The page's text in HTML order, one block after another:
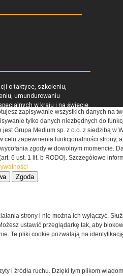
o taktyce, szkoleniu,
umundurowaniu
w kraju i na świecie.
korzystania z portalu
ustanowionych
z ograniczoną
w postaci Regulaminu.
zapisywanie wszystkich danych na
tylko danych niezbędnych do
jest Grupa Medium sp. z o.o. z siedzibą w
celu zapewnienia funkcjonalności strony,
zgody w dowolnym momencie.
6 ust. 1 lit. b RODO). Szczegółowe
Zgoda
strony i nie można ich wyłączyć.
ustawić przeglądarkę tak, aby
Te pliki cookie pozwalają na
i źródła ruchu. Dzięki tym plikom